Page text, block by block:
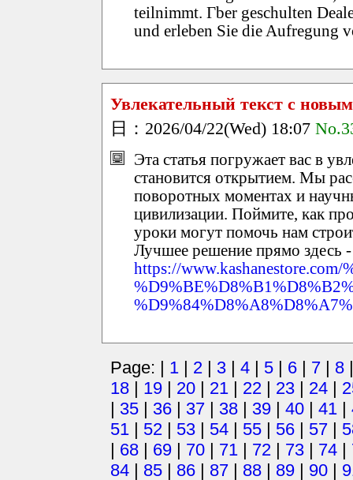
teilnimmt. Гber geschulten
und erleben Sie die Aufregung
Увлекательный текст с
日：2026/04/22(Wed) 18:07
Эта статья погружает вас в
становится открытием. Мы
поворотных моментах и
цивилизации. Поймите, как
уроки могут помочь нам
Лучшее решение прямо здесь -
https://
Page: | 1 | 2 | 3 | 4 | 5 | 6 | 7 | 8
18 | 19 | 20 | 21 | 22 | 23 | 24 |
| 35 | 36 | 37 | 38 | 39 | 40 | 41 |
51 | 52 | 53 | 54 | 55 | 56 | 57 |
| 68 | 69 | 70 | 71 | 72 | 73 | 74 |
84 | 85 | 86 | 87 | 88 | 89 | 90 |